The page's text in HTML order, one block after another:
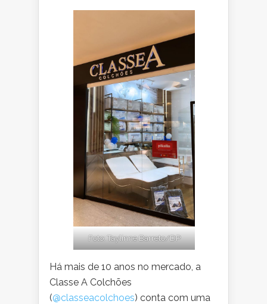
Foto: Taylinne Barreto/DP
Há mais de 10 anos no mercado, a
Classe A Colchões
(@classeacolchoes) conta com uma